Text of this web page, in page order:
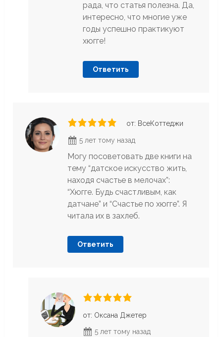
рада, что статья полезна. Да,
интересно, что многие уже
годы успешно практикуют
хюгге!
Ответить
от: ВсеКоттеджи
5 лет тому назад
Могу посоветовать две книги на
тему “датское искусство жить,
находя счастье в мелочах”:
“Хюгге. Будь счастливым, как
датчане” и “Счастье по хюгге”. Я
читала их в захлеб.
Ответить
от: Оксана Джетер
5 лет тому назад